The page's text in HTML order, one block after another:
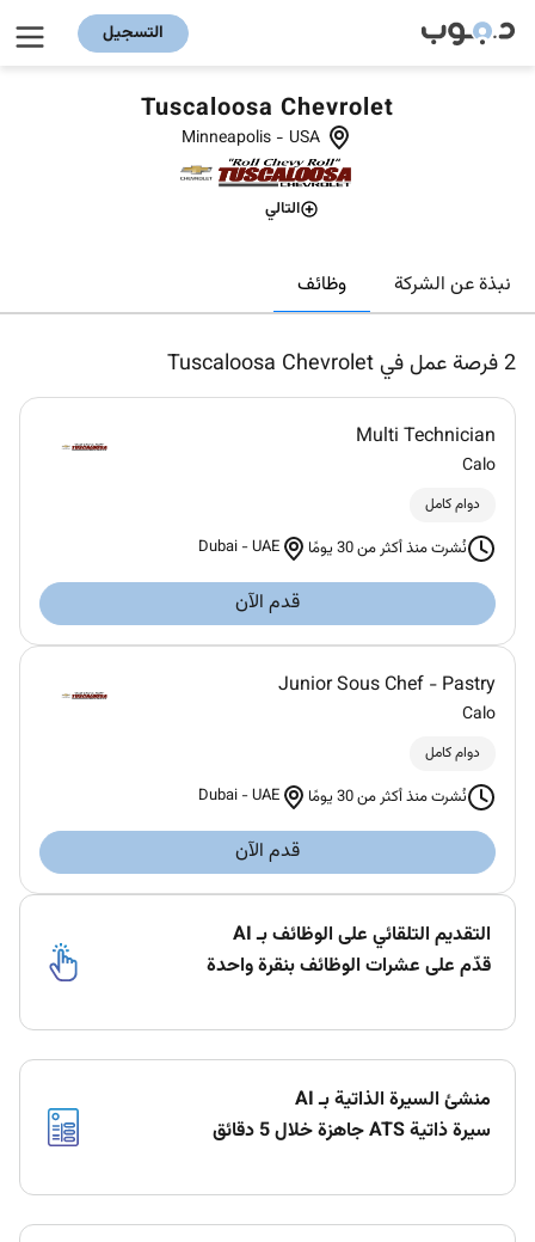
التسجيل
Tuscaloosa Chevrolet
Minneapolis - USA
التالي
نبذة عن الشركة وظائف
2فرصة عمل في Tuscaloosa Chevrolet
Multi Technician
Calo
دوام كامل
نُشرت منذ أكثر من 30 يومًا Dubai -UAE
قدم الآن
Junior Sous Chef - Pastry
Calo
دوام كامل
نُشرت منذ أكثر من 30 يومًا Dubai -UAE
قدم الآن
التقديم التلقائي على الوظائف بـ AI
قدّم على عشرات الوظائف بنقرة واحدة
منشئ السيرة الذاتية بـ AI
سيرة ذاتية ATS جاهزة خلال 5 دقائق